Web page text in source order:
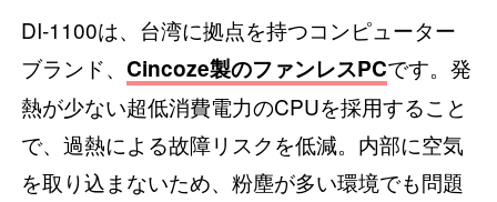
DI-1100は、台湾に拠点を持つコンピューター
ブランド、Cincoze製のファンレスPCです。発
熱が少ない超低消費電力のCPUを採用すること
で、過熱による故障リスクを低減。内部に空気
を取り込まないため、粉塵が多い環境でも問題